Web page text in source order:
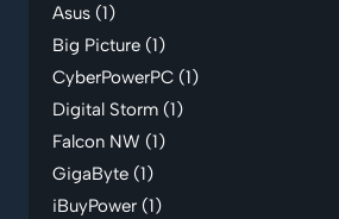
Asus (1)
Big Picture (1)
CyberPowerPC (1)
Digital Storm (1)
Falcon NW (1)
GigaByte (1)
iBuyPower (1)